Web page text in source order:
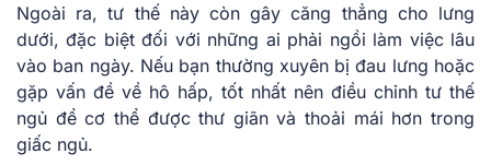
Ngoài ra, tư thế này còn gây căng thẳng cho lưng
dưới, đặc biệt đối với những ai phải ngồi làm việc lâu
vào ban ngày. Nếu bạn thường xuyên bị đau lưng hoặc
gặp vấn đề về hô hấp, tốt nhất nên điều chỉnh tư thế
ngủ để cơ thể được thư giãn và thoải mái hơn trong
giấc ngủ.